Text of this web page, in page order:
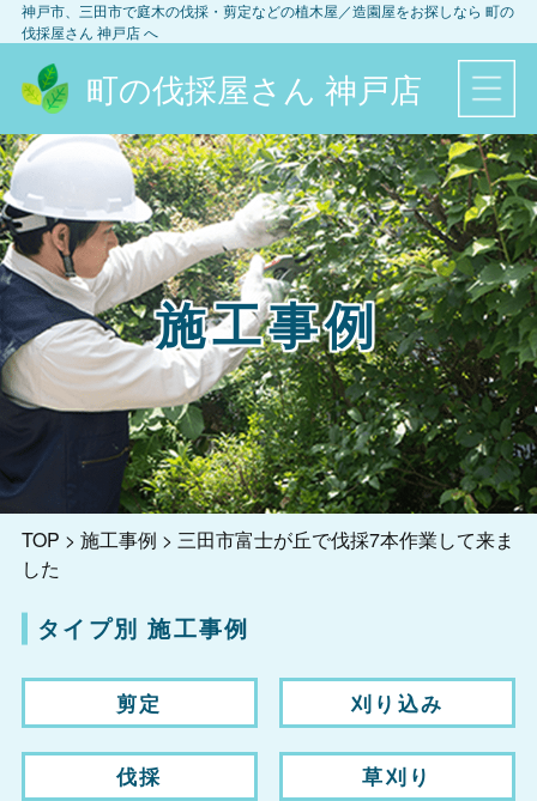
神戸市、三田市で庭木の伐採・剪定などの植木屋／造園屋をお探しなら 町の
伐採屋さん 神戸店へ
町の伐採屋さん 神戸店
施工事例
TOP > 施工事例 > 三田市富士が丘で伐採7本作業して来ま
した
タイプ別 施工事例
剪定 刈り込み
伐採 草刈り